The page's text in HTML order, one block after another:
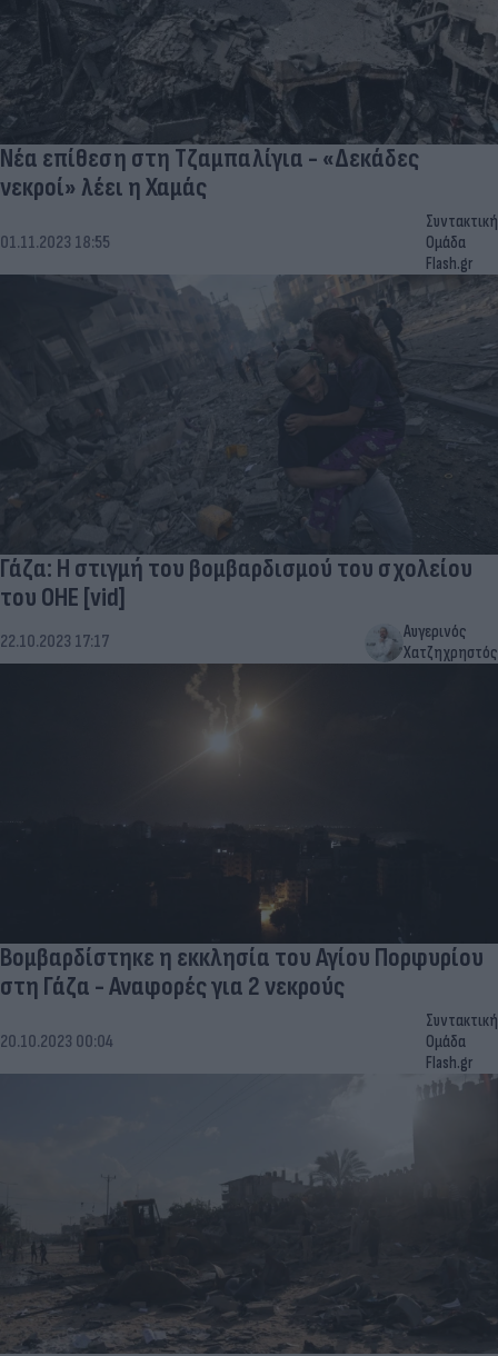
Νέα επίθεση στη Τζαμπαλίγια - «Δεκάδες
νεκροί» λέει η Χαμάς
01.11.2023 18:55
Συντακτική
Ομάδα
Flash.gr
Γάζα: Η στιγμή του βομβαρδισμού του σχολείου
του ΟΗΕ [vid]
22.10.2023 17:17
Αυγερινός
Χατζηχρηστός
Βομβαρδίστηκε η εκκλησία του Αγίου Πορφυρίου
στη Γάζα - Αναφορές για 2 νεκρούς
20.10.2023 00:04
Συντακτική
Ομάδα
Flash.gr